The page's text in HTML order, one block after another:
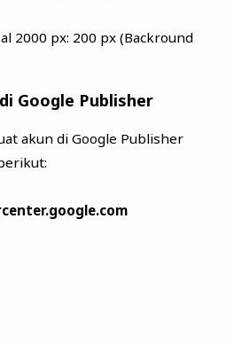
2000 px: 200 px (Backround
Google Publisher
akun di Google Publisher